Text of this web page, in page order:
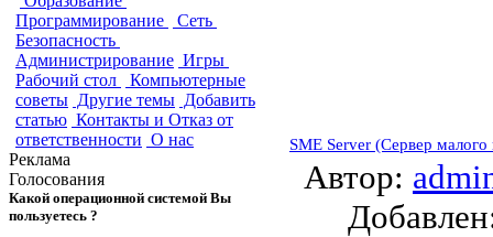
Программирование
Сеть
Безопасность
Администрирование Игры
Рабочий стол
Компьютерные
советы Другие темы Добавить
статью Контакты и Отказ от
ответственности О нас
Реклама
Голосования
Какой операционной системой Вы
пользуетесь ?
SME Server (Сервер малого
Автор: